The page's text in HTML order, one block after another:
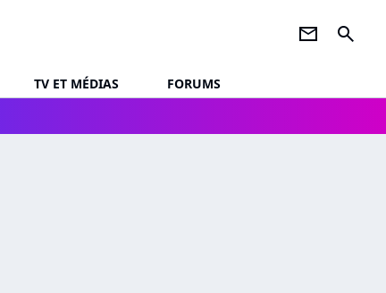
newsletter search
TV ET MÉDIAS
FORUMS